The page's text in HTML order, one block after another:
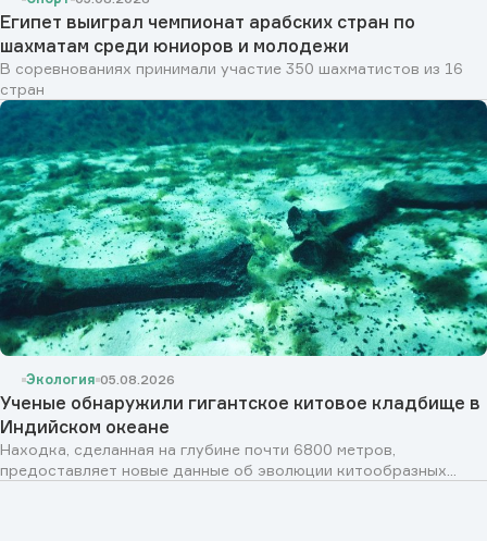
Египет выиграл чемпионат арабских стран по
шахматам среди юниоров и молодежи
В соревнованиях принимали участие 350 шахматистов из 16
стран
Экология 05.08.2026
Ученые обнаружили гигантское китовое кладбище в
Индийском океане
Находка, сделанная на глубине почти 6800 метров,
предоставляет новые данные об эволюции китообразных...